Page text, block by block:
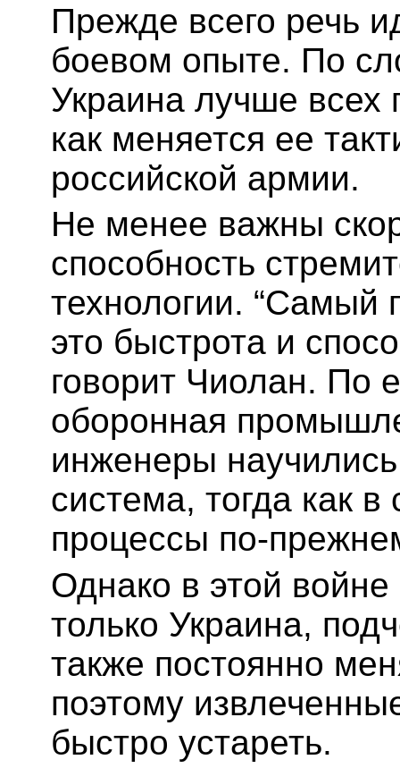
Прежде всего речь
боевом опыте. По
Украина лучше всех
как меняется ее
российской армии.
Не менее важны
способность
технологии.
это быстрота и
говорит Чиолан. По
оборонная
инженеры научились
система, тогда как
процессы по-
Однако в этой
только Украина,
также постоянно
поэтому
быстро устареть.